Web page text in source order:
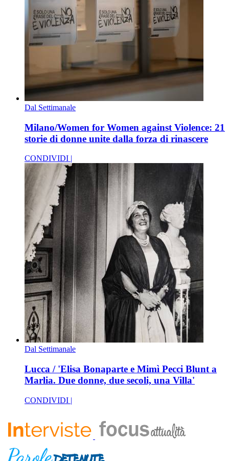
Dal Settimanale
Milano/Women for Women against Violence: 21
storie di donne unite dalla forza di rinascere
CONDIVIDI |
Dal Settimanale
Lucca / 'Elisa Bonaparte e Mimì Pecci Blunt a
Marlia. Due donne, due secoli, una Villa'
CONDIVIDI |